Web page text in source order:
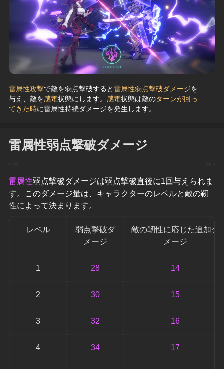
雷属性攻撃で敵を弱点撃破すると雷属性弱点撃破ダメージを
与え、敵を感電状態にします。感電状態は敵のターンが回っ
てきた時に雷属性持続ダメージを発生します。
雷属性弱点撃破ダメージ
雷属性弱点撃破ダメージは弱点撃破直後に1回与えられま
す。このダメージ量は、キャラクターのレベルと敵の靭
性によって決まります。
レベル
弱点撃破ダ
メージ
敵の靭性に応じた追加ダ
メージ
1 28 14
2 30 15
3 32 16
4 34 17